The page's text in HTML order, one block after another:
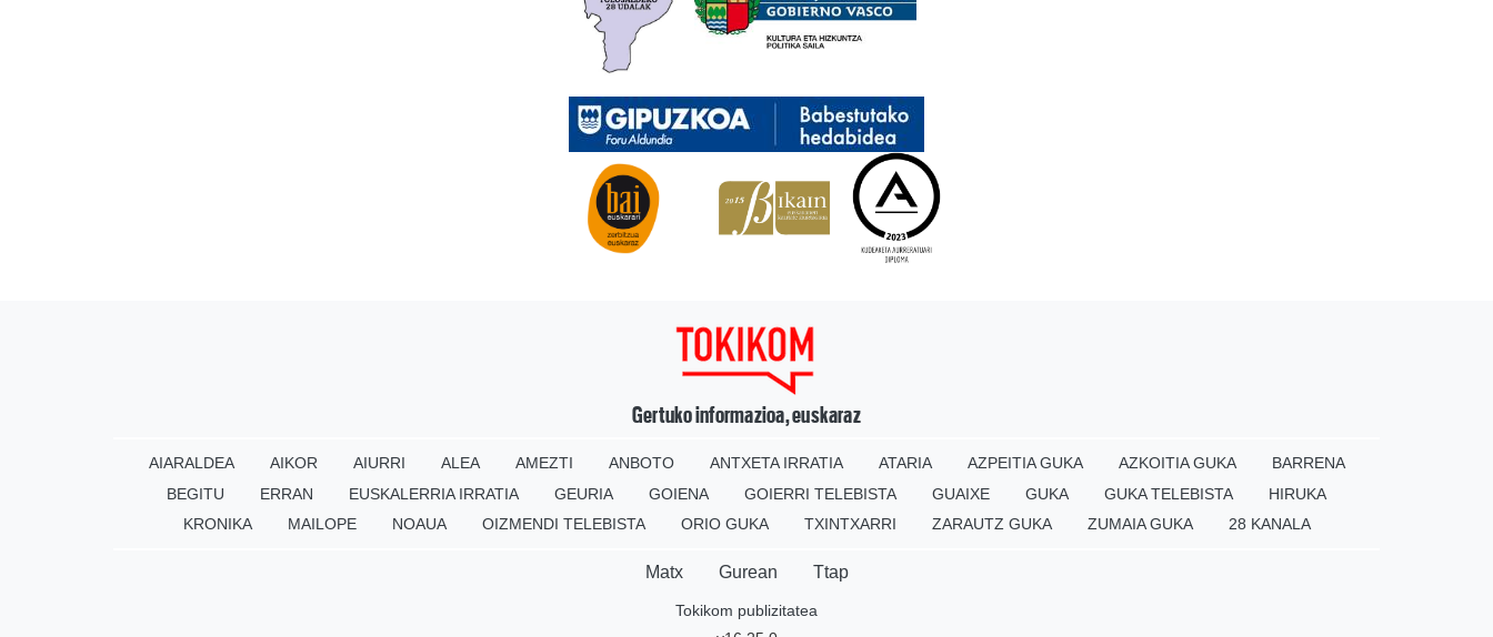
Gertuko informazioa, euskaraz
AIARALDEA AIKOR AIURRI ALEA AMEZTI ANBOTO ANTXETA IRRATIA ATARIA AZPEITIA GUKA AZKOITIA GUKA
BARRENA
BEGITU
ERRAN EUSKALERRIA IRRATIA GEURIA GOIENA GOIERRI TELEBISTA GUAIXE GUKA GUKA TELEBISTA
HIRUKA
KRONIKA
MAILOPE NOAUA OIZMENDI TELEBISTA ORIO GUKA TXINTXARRI ZARAUTZ GUKA ZUMAIA GUKA 28 KANALA
Matx Gurean Ttap
Tokikom publizitatea